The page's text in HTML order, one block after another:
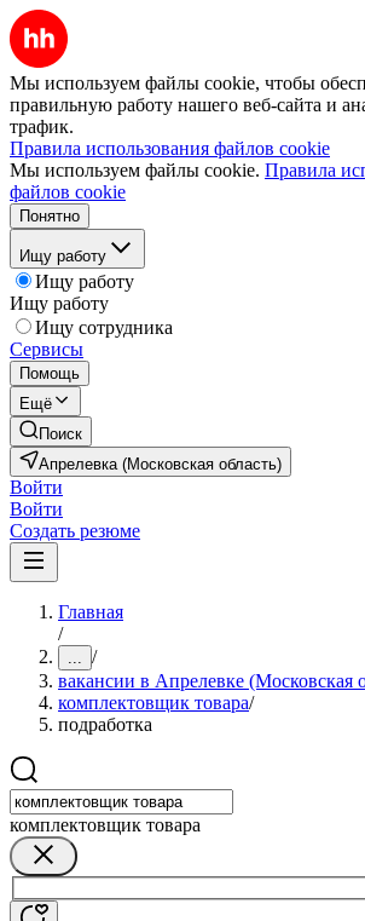
Мы используем файлы cookie, чтобы
правильную работу нашего веб-сайта и
трафик.
Правила использования файлов cookie
Мы используем файлы cookie. Правила
файлов cookie
Понятно
Ищу работу
Ищу работу
Ищу работу
Ищу сотрудника
Сервисы
Помощь
Ещё
Поиск
Апрелевка (Московская область)
Войти
Войти
Создать резюме
Главная
/
... /
вакансии в Апрелевке (Московская
комплектовщик товара/
подработка
комплектовщик товара